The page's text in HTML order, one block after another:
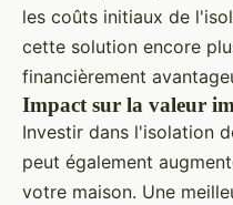
les coûts initiaux de
cette solution encore
financièrement
Impact sur la valeur
Investir dans l'isolation
peut également
votre maison. Une